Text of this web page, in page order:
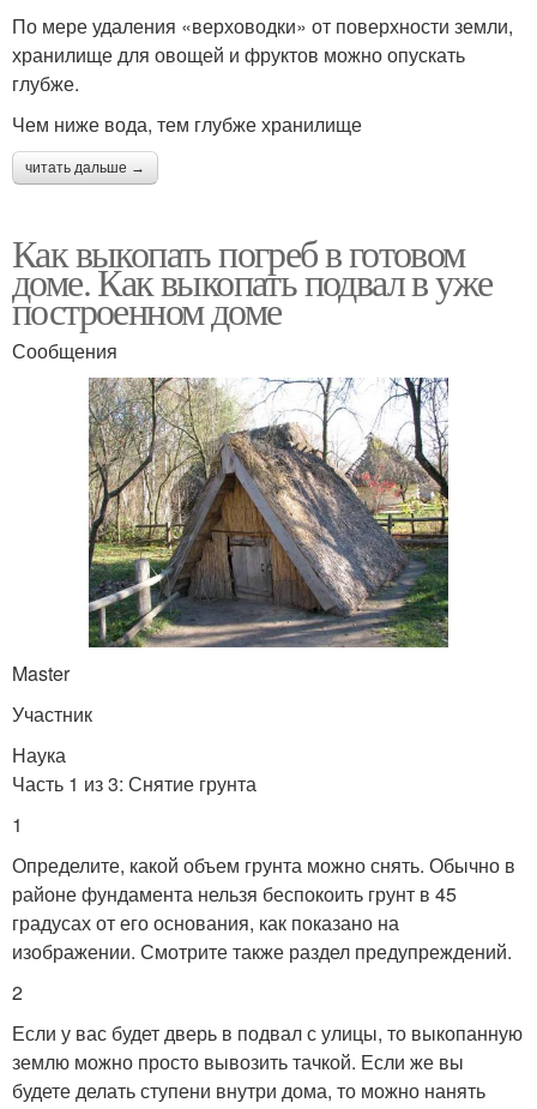
По мере удаления «верховодки» от поверхности земли,
хранилище для овощей и фруктов можно опускать
глубже.
Чем ниже вода, тем глубже хранилище
читать дальше →
Как выкопать погреб в готовом
доме. Как выкопать подвал в уже
построенном доме
Сообщения
Master
Участник
Наука
Часть 1 из 3: Снятие грунта
1
Определите, какой объем грунта можно снять. Обычно в
районе фундамента нельзя беспокоить грунт в 45
градусах от его основания, как показано на
изображении. Смотрите также раздел предупреждений.
2
Если у вас будет дверь в подвал с улицы, то выкопанную
землю можно просто вывозить тачкой. Если же вы
будете делать ступени внутри дома, то можно нанять